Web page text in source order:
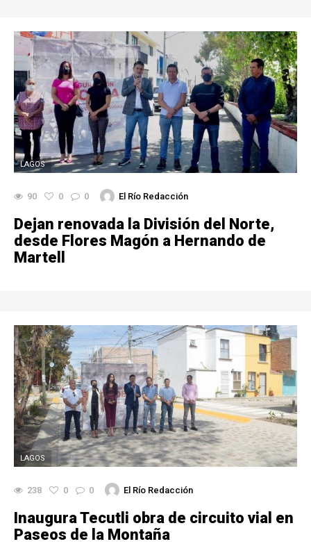
LAGOS
90 0 0 El Río Redacción
Dejan renovada la División del Norte,
desde Flores Magón a Hernando de
Martell
LAGOS
238 0 0 El Río Redacción
Inaugura Tecutli obra de circuito vial en
Paseos de la Montaña